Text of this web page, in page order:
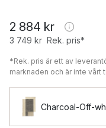
2 884 kr
3 749 kr Rek. pris*
*Rek. pris är ett av
marknaden och är inte vårt
Charcoal-Off-